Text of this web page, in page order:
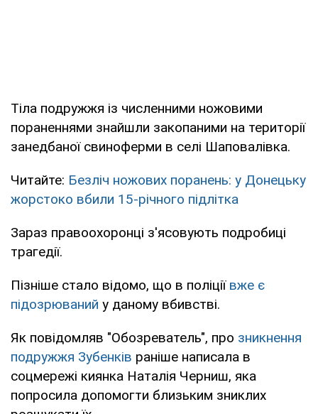
Тіла подружжя із численними ножовими
пораненнями знайшли закопаними на території
занедбаної свиноферми в селі Шаповалівка.
Читайте: Безліч ножових поранень: у Донецьку
жорстоко вбили 15-річного підлітка
Зараз правоохоронці з'ясовують подробиці
трагедії.
Пізніше стало відомо, що в поліції вже є
підозрюваний у даному вбивстві.
Як повідомляв "Обозреватель", про зникнення
подружжя Зубенків раніше написала в
соцмережі киянка Наталія Черниш, яка
попросила допомогти близьким зниклих